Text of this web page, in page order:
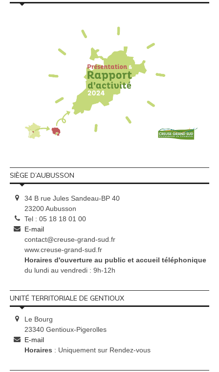
SIÈGE D’AUBUSSON
34 B rue Jules Sandeau-BP 40
23200 Aubusson
Tel : 05 18 18 01 00
E-mail
contact@creuse-grand-sud.fr
www.creuse-grand-sud.fr
Horaires d'ouverture au public et accueil téléphonique
du lundi au vendredi : 9h-12h
UNITÉ TERRITORIALE DE GENTIOUX
Le Bourg
23340 Gentioux-Pigerolles
E-mail
Horaires : Uniquement sur Rendez-vous